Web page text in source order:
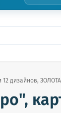
12 дизайнов,